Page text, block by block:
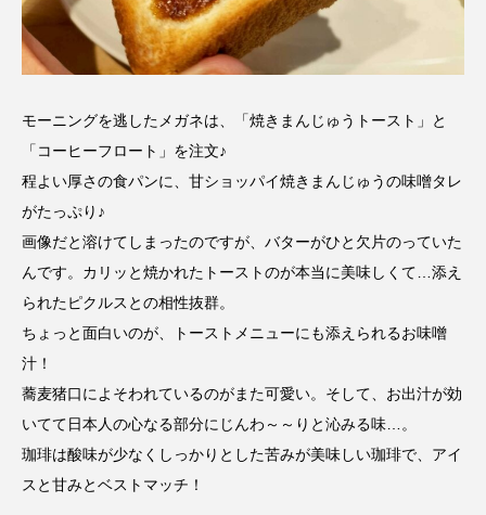
モーニングを逃したメガネは、「焼きまんじゅうトースト」と
「コーヒーフロート」を注文♪
程よい厚さの食パンに、甘ショッパイ焼きまんじゅうの味噌タレ
がたっぷり♪
画像だと溶けてしまったのですが、バターがひと欠片のっていた
んです。カリッと焼かれたトーストのが本当に美味しくて…添え
られたピクルスとの相性抜群。
ちょっと面白いのが、トーストメニューにも添えられるお味噌
汁！
蕎麦猪口によそわれているのがまた可愛い。そして、お出汁が効
いてて日本人の心なる部分にじんわ～～りと沁みる味…。
珈琲は酸味が少なくしっかりとした苦みが美味しい珈琲で、アイ
スと甘みとベストマッチ！